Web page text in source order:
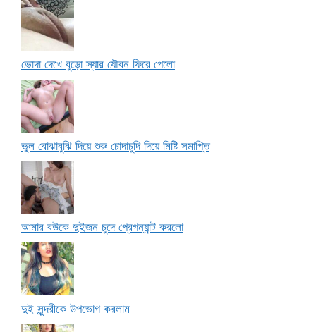
ভোদা দেখে বুড়ো স্যার যৌবন ফিরে পেলো
ভুল বোঝাবুঝি দিয়ে শুরু চোদাচুদি দিয়ে মিষ্টি সমাপ্তি
আমার বউকে দুইজন চুদে প্রেগন্যান্ট করলো
দুই সুন্দরীকে উপভোগ করলাম